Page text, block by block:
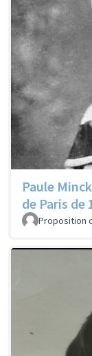
Paule
de Paris de
Proposition